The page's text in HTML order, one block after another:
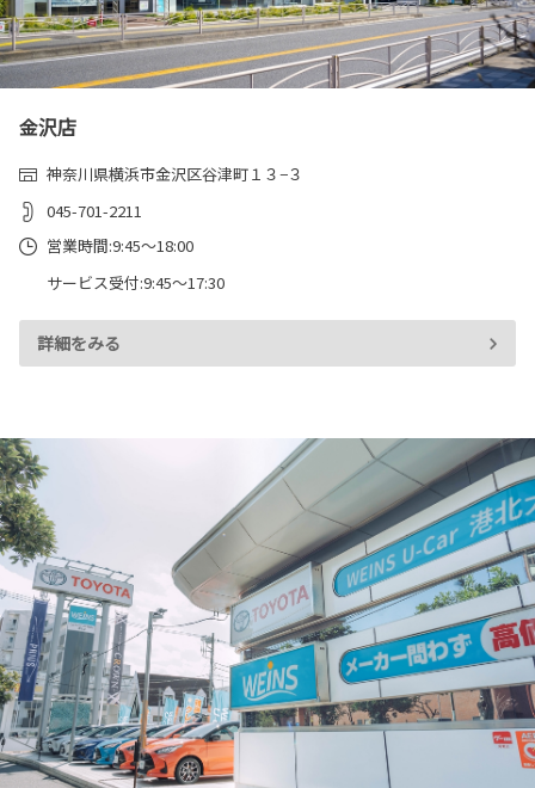
金沢店
神奈川県横浜市金沢区谷津町１３−３
045-701-2211
営業時間:9:45～18:00
サービス受付:9:45～17:30
詳細をみる